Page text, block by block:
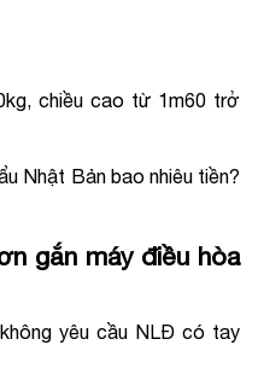
chiều cao từ 1m60 trở
Nhật Bản bao nhiêu tiền?
gắn máy điều hòa
yêu cầu NLĐ có tay